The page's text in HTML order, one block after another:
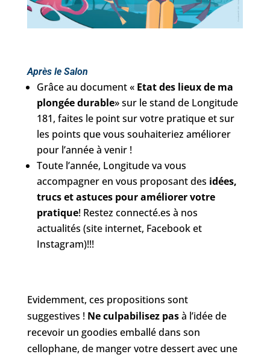
Après le Salon
Grâce au document « Etat des lieux de ma
plongée durable» sur le stand de Longitude
181, faites le point sur votre pratique et sur
les points que vous souhaiteriez améliorer
pour l’année à venir !
Toute l’année, Longitude va vous
accompagner en vous proposant des idées,
trucs et astuces pour améliorer votre
pratique! Restez connecté.es à nos
actualités (site internet, Facebook et
Instagram)!!!
Evidemment, ces propositions sont
suggestives ! Ne culpabilisez pasà l’idée de
recevoir un goodies emballé dans son
cellophane, de manger votre dessert avec une